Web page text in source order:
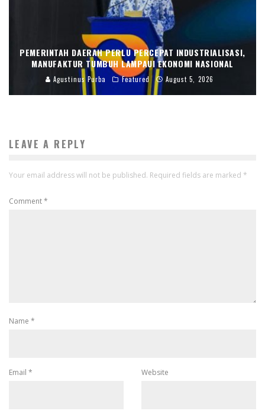
PEMERINTAH DAERAH PERLU PERCEPAT INDUSTRIALISASI,
MANUFAKTUR TUMBUH LAMPAUI EKONOMI NASIONAL
Agustinus Purba Featured August 5, 2026
LEAVE A REPLY
Your email address will not be published. Required fields are marked *
Comment*
Name *
Email * Website